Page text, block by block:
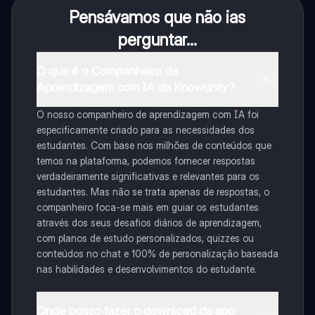
Pensávamos que não ias
perguntar...
O nosso companheiro de aprendizagem com IA foi
especificamente criado para as necessidades dos
estudantes. Com base nos milhões de conteúdos que
temos na plataforma, podemos fornecer respostas
verdadeiramente significativas e relevantes para os
estudantes. Mas não se trata apenas de respostas, o
companheiro foca-se mais em guiar os estudantes
através dos seus desafios diários de aprendizagem,
com planos de estudo personalizados, quizzes ou
conteúdos no chat e 100% de personalização baseada
nas habilidades e desenvolvimentos do estudante.